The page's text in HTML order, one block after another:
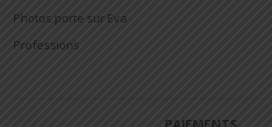
Photos porte sur Eva
Professions
PAIEMENTS